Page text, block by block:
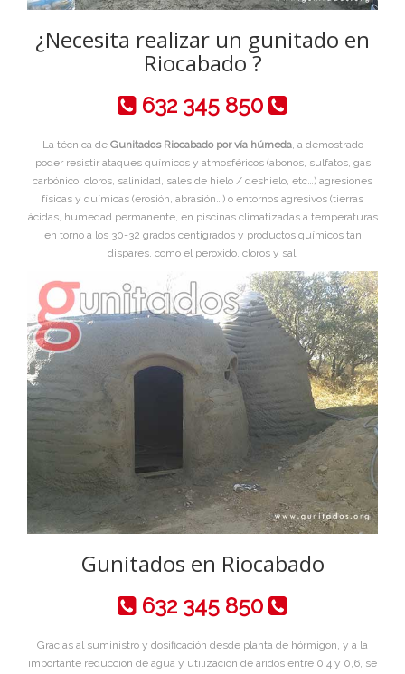
¿Necesita realizar un gunitado en
Riocabado ?
632 345 850
La técnica de Gunitados Riocabado por vía húmeda, a demostrado
poder resistir ataques químicos y atmosféricos (abonos, sulfatos, gas
carbónico, cloros, salinidad, sales de hielo / deshielo, etc…) agresiones
físicas y químicas (erosión, abrasión…) o entornos agresivos (tierras
ácidas, humedad permanente, en piscinas climatizadas a temperaturas
en torno a los 30-32 grados centigrados y productos químicos tan
dispares, como el peroxido, cloros y sal.
Gunitados en Riocabado
632 345 850
Gracias al suministro y dosificación desde planta de hórmigon, y a la
importante reducción de agua y utilización de aridos entre 0,4 y 0,6, se